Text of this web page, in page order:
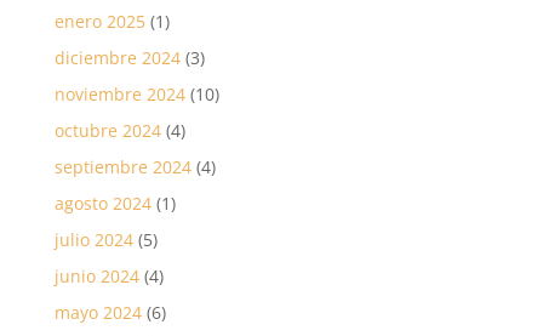
enero 2025(1)
diciembre 2024(3)
noviembre 2024(10)
octubre 2024(4)
septiembre 2024(4)
agosto 2024(1)
julio 2024(5)
junio 2024(4)
mayo 2024(6)